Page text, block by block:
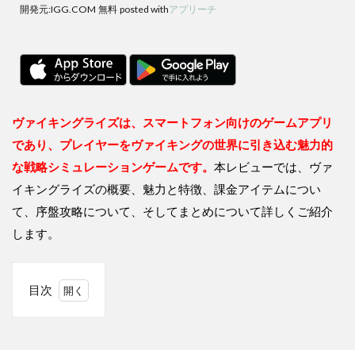
開発元:IGG.COM 無料 posted withアプリーチ
ヴァイキングライズは、スマートフォン向けのゲームアプリ
であり、プレイヤーをヴァイキングの世界に引き込む魅力的
な戦略シミュレーションゲームです。 本レビューでは、ヴァ
イキングライズの概要、魅力と特徴、課金アイテムについ
て、序盤攻略について、そしてまとめについて詳しくご紹介
します。
目次